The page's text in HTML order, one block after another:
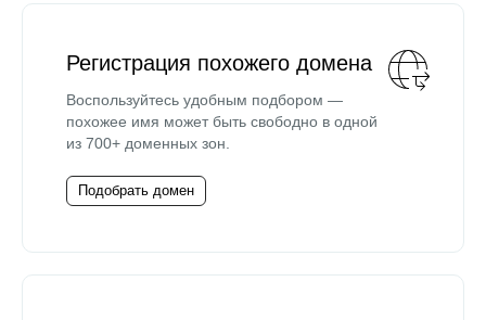
Регистрация похожего домена
Воспользуйтесь удобным подбором —
похожее имя может быть свободно в одной
из 700+ доменных зон.
Подобрать домен